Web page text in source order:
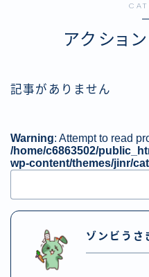
アクショ
記事がありません
Warning: Attempt to read
/home/c6863502/
wp-content/themes/jinr/
ゾンビうさ